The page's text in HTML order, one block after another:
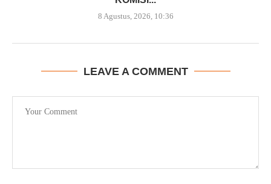
8 Agustus, 2026, 10:36
LEAVE A COMMENT